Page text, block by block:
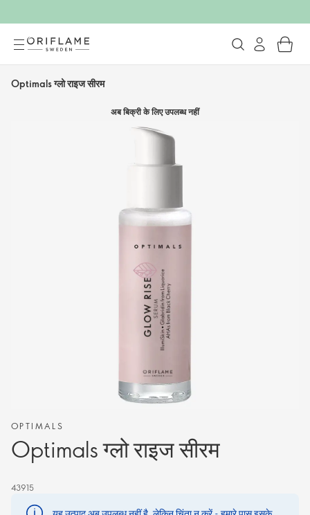
Optimals ग्लो राइज सीरम
अब बिक्री के लिए उपलब्ध नहीं
OPTIMALS
Optimals ग्लो राइज सीरम
43915